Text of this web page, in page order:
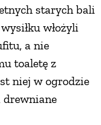
starych bali
włożyli
a nie
toaletę z
niej w ogrodzie
drewniane